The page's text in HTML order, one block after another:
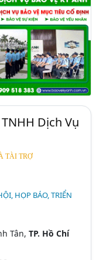
Dịch Vụ
TÀI TRỢ
HỌP BÁO, TRIỂN
Tân,TP. Hồ Chí